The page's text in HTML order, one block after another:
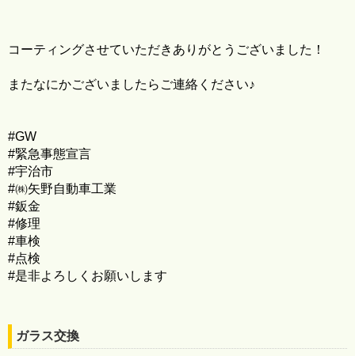
コーティングさせていただきありがとうございました！
またなにかございましたらご連絡ください♪
#GW
#緊急事態宣言
#宇治市
#㈱矢野自動車工業
#鈑金
#修理
#車検
#点検
#是非よろしくお願いします
ガラス交換